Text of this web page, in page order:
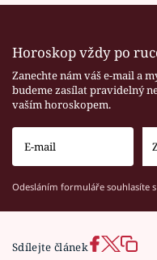
Horoskop vždy po
Zanechte nám váš e-mail a
budeme zasílat pravidelný
vaším horoskopem.
Odesláním formuláře souhlasíte s
Sdílejte článek